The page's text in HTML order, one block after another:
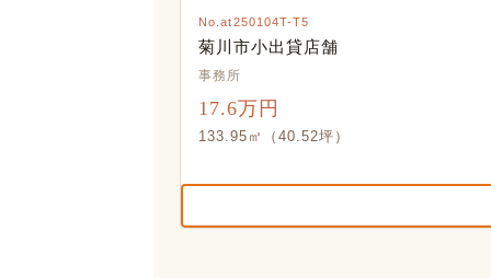
No.at250104T-T5
菊川市小出貸店舗
事務所
17.6万円
133.95㎡（40.52坪）